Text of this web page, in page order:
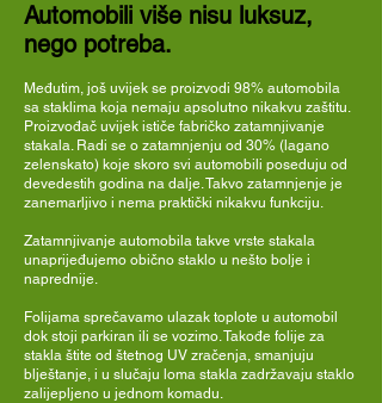
Automobili više nisu luksuz,
nego potreba.
Međutim, još uvijek se proizvodi 98% automobila
sa staklima koja nemaju apsolutno nikakvu zaštitu.
Proizvođač uvijek ističe fabričko zatamnjivanje
stakala. Radi se o zatamnjenju od 30% (lagano
zelenskato) koje skoro svi automobili poseduju od
devedestih godina na dalje. Takvo zatamnjenje je
zanemarljivo i nema praktički nikakvu funkciju.
Zatamnjivanje automobila takve vrste stakala
unaprijeđujemo obično staklo u nešto bolje i
naprednije.
Folijama sprečavamo ulazak toplote u automobil
dok stoji parkiran ili se vozimo. Takođe folije za
stakla štite od štetnog UV zračenja, smanjuju
blještanje, i u slučaju loma stakla zadržavaju staklo
zalijepljeno u jednom komadu.